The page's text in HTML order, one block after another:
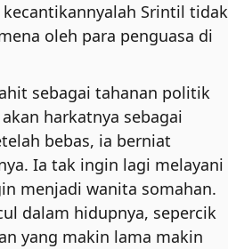
Srintil tidak
oleh para penguasa di
sebagai tahanan politik
harkatnya sebagai
bebas, ia berniat
Ia tak ingin lagi melayani
menjadi wanita somahan.
dalam hidupnya, sepercik
yang makin lama makin